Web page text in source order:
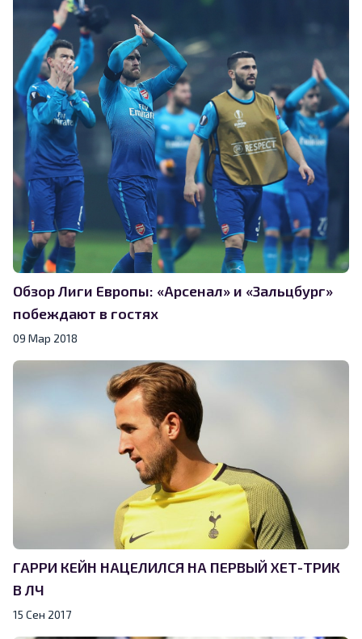
Обзор Лиги Европы: «Арсенал» и «Зальцбург»
побеждают в гостях
09 Мар 2018
ГАРРИ КЕЙН НАЦЕЛИЛСЯ НА ПЕРВЫЙ ХЕТ-ТРИК
В ЛЧ
15 Сен 2017